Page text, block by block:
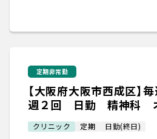
定期非常勤
【大阪府大阪市西成区】
週２回 日勤 精神科
クリニック 定期 日勤(終日)